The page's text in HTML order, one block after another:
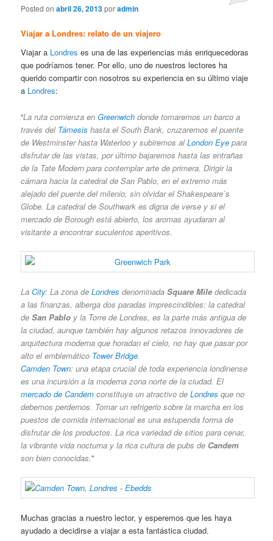
Posted onabril 26, 2013poradmin
Viajar a Londres: relato de un viajero
Viajar a Londreses una de las experiencias más enriquecedoras
que podríamos tener. Por ello, uno de nuestros lectores ha
querido compartir con nosotros su experiencia en su último viaje
a Londres:
“La ruta comienza enGreenwichdonde tomaremos un barco a
través del Támesishasta el South Bank, cruzaremos el puente
de Westminster hasta Waterloo y subiremos alLondon Eye para
disfrutar de las vistas, por último bajaremos hasta las entrañas
de la Tate Modern para contemplar arte de primera. Dirigir la
cámara hacia la catedral de San Pablo, en el extremo más
alejado del puente del milenio, sin olvidar el Shakespeare`s
Globe. La catedral de Southwark es digna de verse y si el
mercado de Borough está abierto, los aromas ayudaran al
visitante a encontrar suculentos aperitivos.
LaCity: La zona deLondresdenominadaSquare Mile dedicada
a las finanzas, alberga dos paradas imprescindibles: la catedral
deSan Pablo y la Torre de Londres, es la parte más antigua de
la ciudad, aunque también hay algunos retazos innovadores de
arquitectura moderna que horadan el cielo, no hay que pasar por
alto el emblemático Tower Bridge.
Camden Town: una etapa crucial de toda experiencia londinense
es una incursión a la moderna zona norte de la ciudad. El
mercado de Candem constituye un atractivo deLondresque no
debemos perdernos. Tomar un refrigerio sobre la marcha en los
puestos de comida internacional es una estupenda forma de
disfrutar de los productos. La rica variedad de sitios para cenar,
la vibrante vida nocturna y la rica cultura de pubs de Candem
son bien conocidas.”
Muchas gracias a nuestro lector, y esperemos que les haya
ayudado a decidirse a viajar a esta fantástica ciudad.